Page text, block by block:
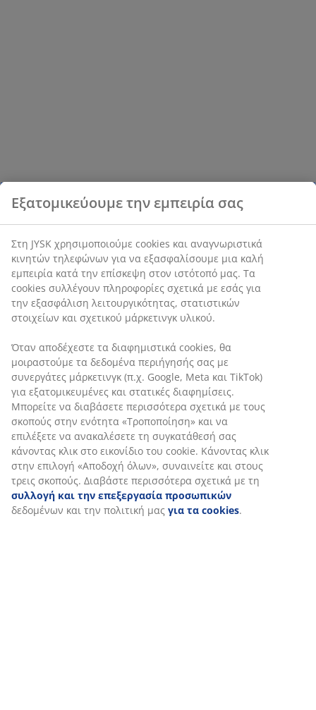
Εξατομικεύουμε την εμπειρία σας
Στη JYSK χρησιμοποιούμε cookies και αναγνωριστικά
κινητών τηλεφώνων για να εξασφαλίσουμε μια καλή
εμπειρία κατά την επίσκεψη στον ιστότοπό μας. Τα
cookies συλλέγουν πληροφορίες σχετικά με εσάς για
την εξασφάλιση λειτουργικότητας, στατιστικών
στοιχείων και σχετικού μάρκετινγκ υλικού.
Όταν αποδέχεστε τα διαφημιστικά cookies, θα
μοιραστούμε τα δεδομένα περιήγησής σας με
συνεργάτες μάρκετινγκ (π.χ. Google, Meta και TikTok)
για εξατομικευμένες και στατικές διαφημίσεις.
Μπορείτε να διαβάσετε περισσότερα σχετικά με τους
σκοπούς στην ενότητα «Τροποποίηση» και να
επιλέξετε να ανακαλέσετε τη συγκατάθεσή σας
κάνοντας κλικ στο εικονίδιο του cookie. Κάνοντας κλικ
στην επιλογή «Αποδοχή όλων», συναινείτε και στους
τρεις σκοπούς. Διαβάστε περισσότερα σχετικά με τη
συλλογή και την επεξεργασία προσωπικών
δεδομένων και την πολιτική μας για τα cookies.